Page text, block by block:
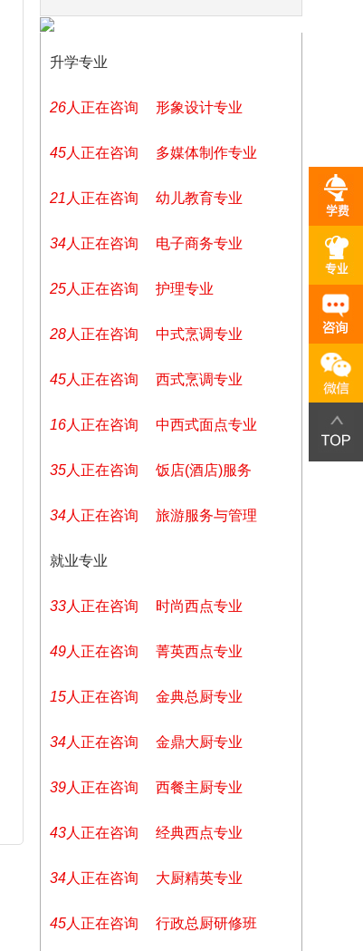
升学专业
26人正在咨询 形象设计专业
45人正在咨询 多媒体制作专业
21 人正在咨询 幼儿教育专业
34人正在咨询 电子商务专业
25人正在咨询 护理专业
28人正在咨询 中式烹调专业
45人正在咨询 西式烹调专业
16人正在咨询 中西式面点专业
35人正在咨询 饭店(酒店)服务
34人正在咨询 旅游服务与管理
就业专业
33人正在咨询 时尚西点专业
49人正在咨询 菁英西点专业
15人正在咨询 金典总厨专业
34人正在咨询 金鼎大厨专业
39人正在咨询 西餐主厨专业
43人正在咨询 经典西点专业
34人正在咨询 大厨精英专业
45人正在咨询 行政总厨研修班